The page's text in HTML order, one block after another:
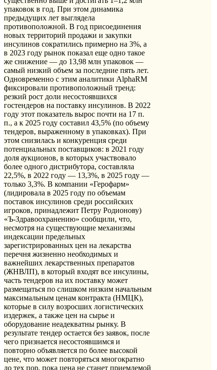
упаковок в год. При этом динамика
предыдущих лет выглядела
противоположной. В год присоединения
новых территорий продажи и закупки
инсулинов сократились примерно на 3%, а
в 2023 году рынок показал еще одно такое
же снижение — до 13,98 млн упаковок —
самый низкий объем за последние пять лет.
Одновременно с этим аналитики AlphaRM
фиксировали противоположный тренд:
резкий рост доли несостоявшихся
гостендеров на поставку инсулинов. В 2022
году этот показатель вырос почти на 17 п.
п., а к 2025 году составил 43,5% (по объему
тендеров, выраженному в упаковках). При
этом снизилась и конкуренция среди
потенциальных поставщиков: в 2021 году
доля аукционов, в которых участвовало
более одного дистрибутора, составляла
22,5%, в 2022 году — 13,3%, в 2025 году —
только 3,3%. В компании «Герофарм»
(лидировала в 2025 году по объемам
поставок инсулинов среди российских
игроков, принадлежит Петру Родионову)
«Ъ-Здравоохранению» сообщили, что,
несмотря на существующие механизмы
индексации предельных
зарегистрированных цен на лекарства
перечня жизненно необходимых и
важнейших лекарственных препаратов
(ЖНВЛП), в который входят все инсулины,
часть тендеров на их поставку может
размещаться по слишком низким начальным
максимальным ценам контракта (НМЦК),
которые в силу возросших логистических
издержек, а также цен на сырье и
оборудование неадекватны рынку. В
результате тендер остается без заявок, после
чего признается несостоявшимся и
повторно объявляется по более высокой
цене, что может повторяться многократно
до тех пор, пока цена не станет приемлемой